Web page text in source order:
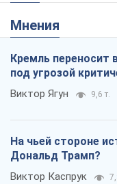
Мнения
Кремль переносит
под угрозой
Виктор Ягун 9,6 т.
На чьей стороне
Дональд Трамп?
Виктор Каспрук